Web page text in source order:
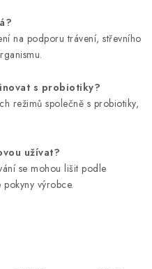
na podporu trávení, střevního
s probiotiky?
režimů společně s probiotiky,
užívat?
se mohou lišit podle
výrobce.